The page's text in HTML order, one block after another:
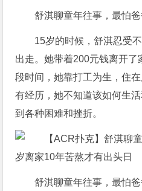
舒淇聊童年往事，最怕爸
15岁的时候，舒淇忍受
出走。她带着200元钱离开
段时间，她靠打工为生，住
有经历，她不知道该如何生
到各种困难和挫折。
舒淇聊童年往事，最怕爸